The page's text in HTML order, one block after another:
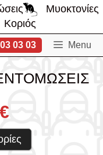
Μυοκτονίες
Κοριός
Menu
03 03
€